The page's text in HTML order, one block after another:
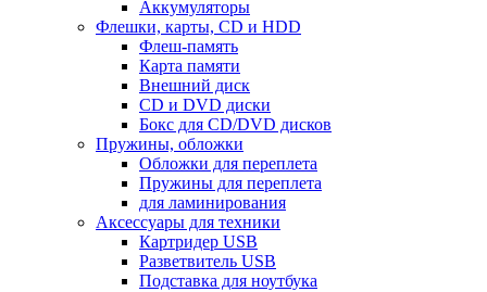
Аккумуляторы
Флешки, карты, CD и HDD
Флеш-память
Карта памяти
Внешний диск
CD и DVD диски
Бокс для CD/DVD дисков
Пружины, обложки
Обложки для переплета
Пружины для переплета
для ламинирования
Аксессуары для техники
Картридер USB
Разветвитель USB
Подставка для ноутбука